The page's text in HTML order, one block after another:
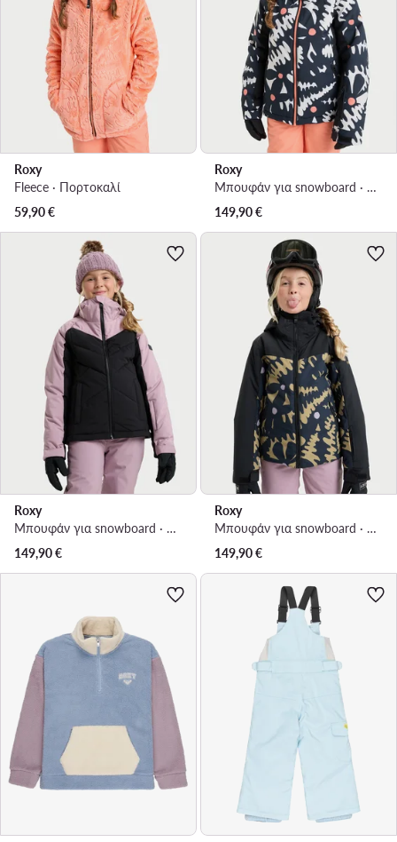
Roxy
Fleece · Πορτοκαλί
59,90€
Roxy
Μπουφάν για snowboard · Μαύρο
149,90€
Roxy
Μπουφάν για snowboard · Ροζ
149,90€
Roxy
Μπουφάν για snowboard · Μαύρο
149,90€